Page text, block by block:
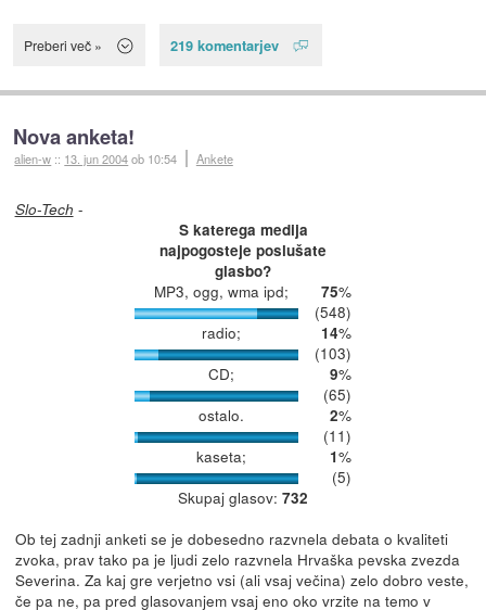
Preberi več » 219 komentarjev
Nova anketa!
alien-w :: 13. jun 2004ob 10:54 Ankete
Slo-Tech -
S katerega medija
najpogosteje poslušate
glasbo?
MP3, ogg, wma ipd; 75%
(548)
radio;
14%
(103)
CD;
9%
(65)
ostalo.
2%
(11)
kaseta;
1%
(5)
Skupaj glasov: 732
Ob tej zadnji anketi se je dobesedno razvnela debata o kvaliteti
zvoka, prav tako pa je ljudi zelo razvnela Hrvaška pevska zvezda
Severina. Za kaj gre verjetno vsi (ali vsaj večina) zelo dobro veste,
če pa ne, pa pred glasovanjem vsaj eno oko vrzite na temo v